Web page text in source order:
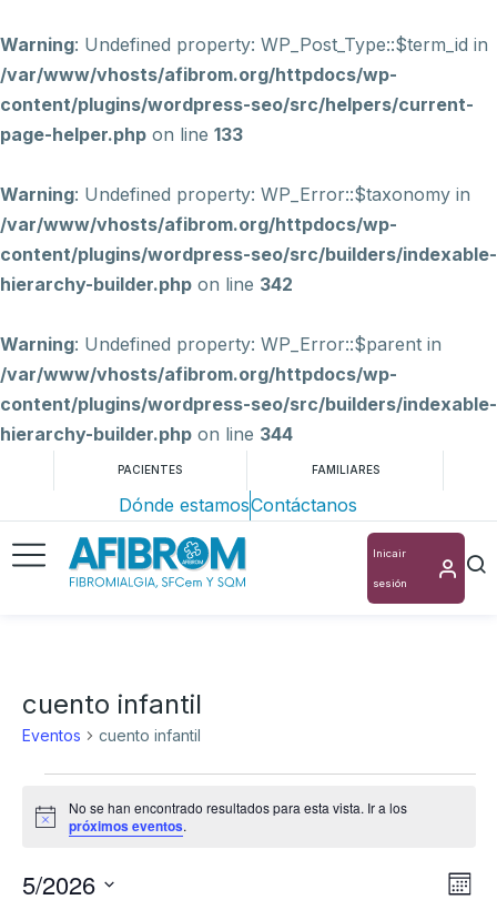
Warning: Undefined property: WP_Post_Type::$term_id in
/var/www/vhosts/afibrom.org/httpdocs/wp-
content/plugins/wordpress-seo/src/helpers/current-
page-helper.php on line 133
Warning: Undefined property: WP_Error::$taxonomy in
/var/www/vhosts/afibrom.org/httpdocs/wp-
content/plugins/wordpress-seo/src/builders/indexable-
hierarchy-builder.php on line 342
Warning: Undefined property: WP_Error::$parent in
/var/www/vhosts/afibrom.org/httpdocs/wp-
content/plugins/wordpress-seo/src/builders/indexable-
hierarchy-builder.php on line 344
PACIENTES FAMILIARES
Dónde estamosContáctanos
Inicair
sesión
cuento infantil
Eventos cuento infantil
Aviso
No se han encontrado resultados para esta vista. Ir a los
próximos eventos.
Mes
5/2026